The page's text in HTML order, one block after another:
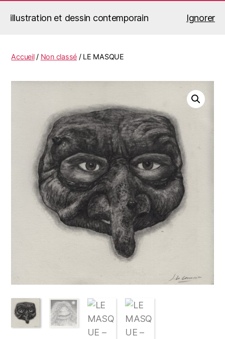
illustration et dessin contemporain Ignorer
Jérémy Le Corvaisier
Accueil/ Non classé / LE MASQUE